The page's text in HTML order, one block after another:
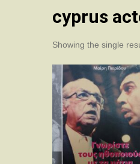
cyprus
Showing the single